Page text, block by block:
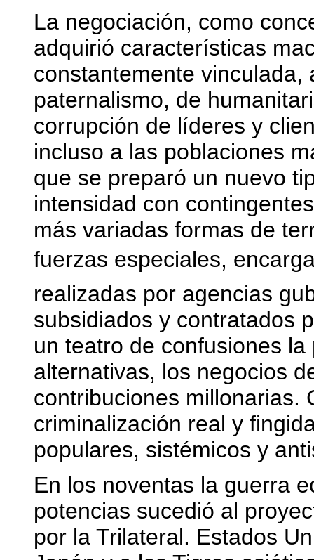
La negociación, como
adquirió características
constantemente vinculada,
paternalismo, de
corrupción de líderes y
incluso a las poblaciones
que se preparó un nuevo
intensidad con
más variadas formas de
fuerzas especiales,
realizadas por agencias
subsidiados y contratados
un teatro de confusiones
alternativas, los negocios
contribuciones millonarias.
criminalización real y
populares, sistémicos y
En los noventas la guerra
potencias sucedió al
por la Trilateral. Estados